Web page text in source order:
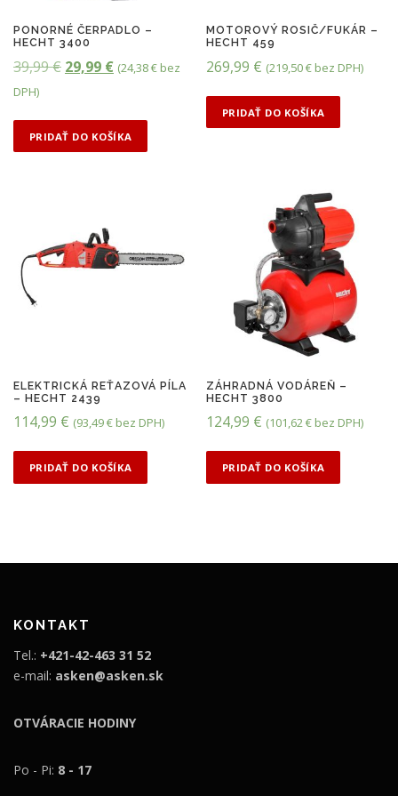
€
.
PONORNÉ ČERPADLO –
HECHT 3400
39,99€ P
o
e
l
a
:
3
9
.
29,99 €A
u
c
e
2
9
,
€
(24,38€ bez
DPH)
PRIDAŤ DO KOŠÍKA
MOTOROVÝ ROSIČ/FUKÁR –
HECHT 459
269,99 € (219,50€ bez DPH)
PRIDAŤ DO KOŠÍKA
ELEKTRICKÁ REŤAZOVÁ PÍLA
– HECHT 2439
114,99 € (93,49€ bez DPH)
PRIDAŤ DO KOŠÍKA
ZÁHRADNÁ VODÁREŇ –
HECHT 3800
124,99 € (101,62€ bez DPH)
PRIDAŤ DO KOŠÍKA
KONTAKT
Tel.: +421-42-463 31 52
e-mail: asken@asken.sk
OTVÁRACIE HODINY
Po - Pi: 8 - 17